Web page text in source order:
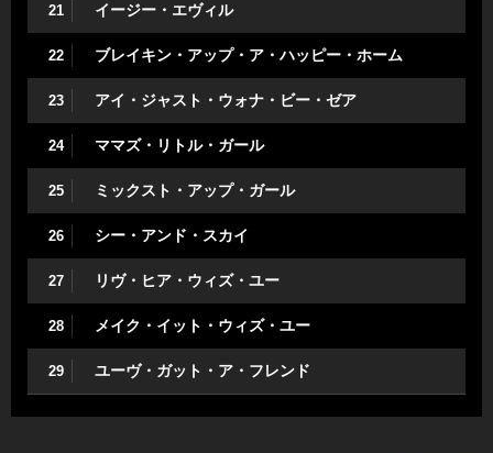
21 イージー・エヴィル
22 ブレイキン・アップ・ア・ハッピー・ホーム
23 アイ・ジャスト・ウォナ・ビー・ゼア
24 ママズ・リトル・ガール
25 ミックスト・アップ・ガール
26 シー・アンド・スカイ
27 リヴ・ヒア・ウィズ・ユー
28 メイク・イット・ウィズ・ユー
29 ユーヴ・ガット・ア・フレンド